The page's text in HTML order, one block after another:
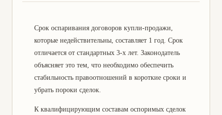
Срок оспаривания договоров купли-продажи,
которые недействительны, составляет 1 год. Срок
отличается от стандартных 3-х лет. Законодатель
объясняет это тем, что необходимо обеспечить
стабильность правоотношений в короткие сроки и
убрать пороки сделок.
К квалифицирующим составам оспоримых сделок